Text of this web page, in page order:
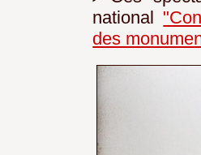
national
des